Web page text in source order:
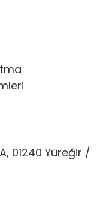
01240 Yüreğir /